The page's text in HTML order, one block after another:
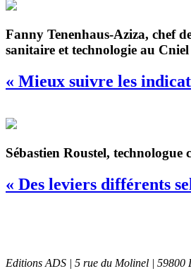
Fanny Tenenhaus-Aziza, chef
sanitaire et technologie au Cniel
« Mieux suivre les
Sébastien Roustel, technologue
« Des leviers différents
Editions ADS | 5 rue du Molinel | 59800